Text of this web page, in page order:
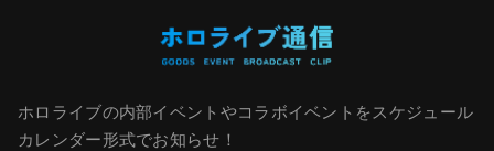
ホロライブの内部イベントやコラボイベントをスケジュール
カレンダー形式でお知らせ！